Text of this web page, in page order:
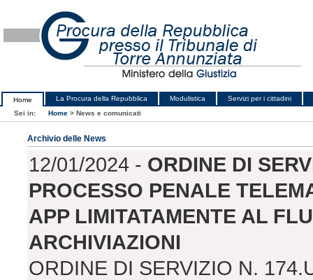
Home La Procura della Repubblica Modulistica
Servizi per i cittadini
Sei in:
Home > News e comunicati
Archivio delle News
12/01/2024 - ORDINE DI
PROCESSO PENALE
APP LIMITATAMENTE AL
ARCHIVIAZIONI
ORDINE DI SERVIZIO N.